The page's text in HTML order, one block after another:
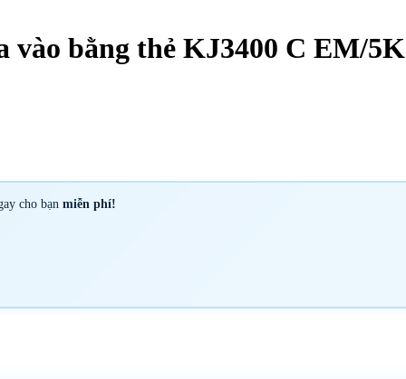
vào bằng thẻ KJ3400 C EM/5K
cho bạn miễn phí!